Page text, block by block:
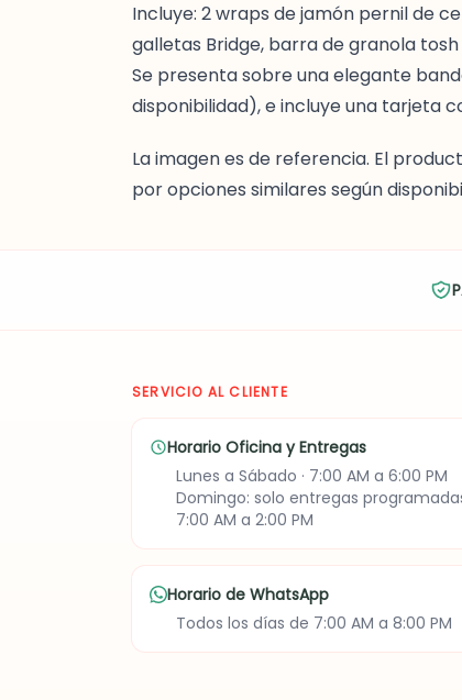
Incluye: 2 wraps de jamón pernil de
galletas Bridge, barra de granola
Se presenta sobre una elegante
disponibilidad), e incluye una tarjeta
La imagen es de referencia. El
por opciones similares según
SERVICIO AL CLIENTE
Horario Oficina y Entregas
Lunes a Sábado · 7:00 AM a 6:00 PM
Domingo: solo entregas
7:00 AM a 2:00 PM
Horario de WhatsApp
Todos los días de 7:00 AM a 8:00 PM